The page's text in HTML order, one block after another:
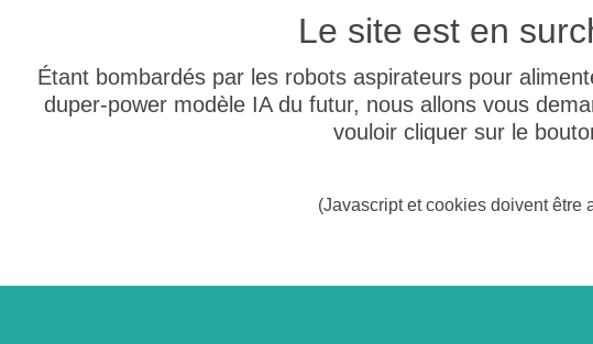
Le site est en
Étant bombardés par les robots aspirateurs pour
duper-power modèle IA du futur, nous allons vous
vouloir cliquer sur le
(Javascript et cookies doivent être